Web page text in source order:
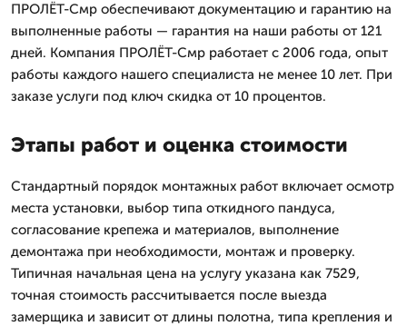
ПРОЛЁТ-Смр обеспечивают документацию и гарантию на
выполненные работы — гарантия на наши работы от 121
дней. Компания ПРОЛЁТ-Смр работает с 2006 года, опыт
работы каждого нашего специалиста не менее 10 лет. При
заказе услуги под ключ скидка от 10 процентов.
Этапы работ и оценка стоимости
Стандартный порядок монтажных работ включает осмотр
места установки, выбор типа откидного пандуса,
согласование крепежа и материалов, выполнение
демонтажа при необходимости, монтаж и проверку.
Типичная начальная цена на услугу указана как 7529,
точная стоимость рассчитывается после выезда
замерщика и зависит от длины полотна, типа крепления и